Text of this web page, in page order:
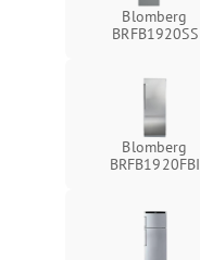
Blomberg
BRFB1920SS
Blomberg
BRFB1920FBI